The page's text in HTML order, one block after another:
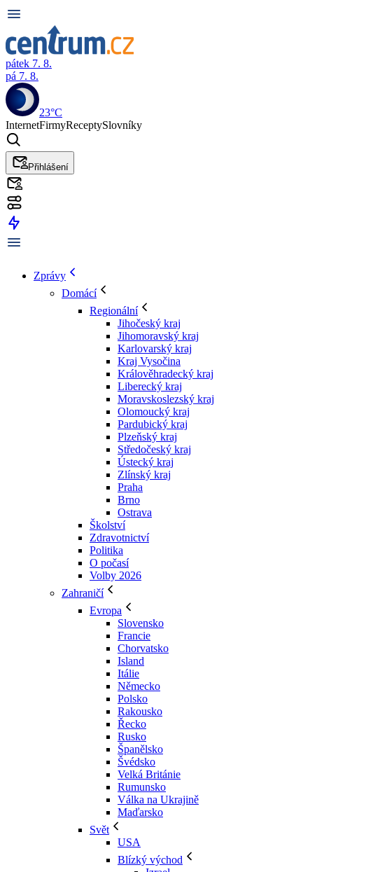
pátek 7. 8.
pá 7. 8.
23°C
InternetFirmyReceptySlovníky
Přihlášení
Zprávy
Domácí
Regionální
Jihočeský kraj
Jihomoravský kraj
Karlovarský kraj
Kraj Vysočina
Králověhradecký kraj
Liberecký kraj
Moravskoslezský kraj
Olomoucký kraj
Pardubický kraj
Plzeňský kraj
Středočeský kraj
Ústecký kraj
Zlínský kraj
Praha
Brno
Ostrava
Školství
Zdravotnictví
Politika
O počasí
Volby 2026
Zahraničí
Evropa
Slovensko
Francie
Chorvatsko
Island
Itálie
Německo
Polsko
Rakousko
Řecko
Rusko
Španělsko
Švédsko
Velká Británie
Rumunsko
Válka na Ukrajině
Maďarsko
Svět
USA
Blízký východ